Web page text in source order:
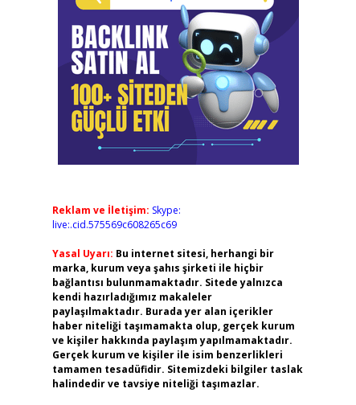
Reklam ve İletişim: Skype:
live:.cid.575569c608265c69
Yasal Uyarı: Bu internet sitesi, herhangi bir
marka, kurum veya şahıs şirketi ile hiçbir
bağlantısı bulunmamaktadır. Sitede yalnızca
kendi hazırladığımız makaleler
paylaşılmaktadır. Burada yer alan içerikler
haber niteliği taşımamakta olup, gerçek kurum
ve kişiler hakkında paylaşım yapılmamaktadır.
Gerçek kurum ve kişiler ile isim benzerlikleri
tamamen tesadüfidir. Sitemizdeki bilgiler taslak
halindedir ve tavsiye niteliği taşımazlar.